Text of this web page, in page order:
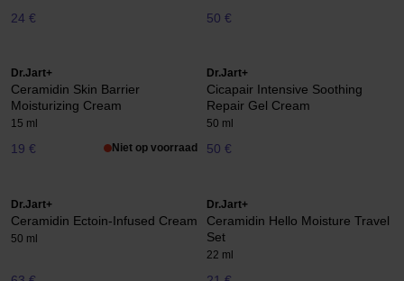
24 € 50 €
Dr.Jart+
Ceramidin Skin Barrier
Moisturizing Cream
15 ml
19 € Niet op voorraad
Dr.Jart+
Cicapair Intensive Soothing
Repair Gel Cream
50 ml
50 €
Dr.Jart+
Ceramidin Ectoin-Infused Cream
50 ml
Dr.Jart+
Ceramidin Hello Moisture Travel
Set
22 ml